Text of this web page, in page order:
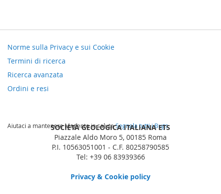
Norme sulla Privacy e sui Cookie
Termini di ricerca
Ricerca avanzata
Ordini e resi
Aiutaci a mantenere Magento in saluteSegnala tutti i Bugs
SOCIETÀ GEOLOGICA ITALIANA ETS
Piazzale Aldo Moro 5, 00185 Roma
P.I. 10563051001 - C.F. 80258790585
Tel: +39 06 83939366
Privacy & Cookie policy